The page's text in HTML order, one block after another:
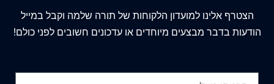
הצטרף אלינו למועדון הלקוחות של תורה שלמה וקבל במייל
הודעות בדבר מבצעים מיוחדים או עדכונים חשובים לפני כולם!